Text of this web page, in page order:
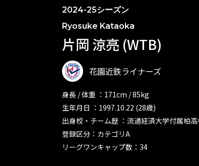
2024-25シーズン
Ryosuke Kataoka
片岡 涼亮 (WTB)
花園近鉄ライナーズ
身長 / 体重 ：171cm / 85kg
生年月日 ：1997.10.22 (28歳)
出身校・チーム歴 ：流通経済大学付属柏
登録区分：カテゴリA
リーグワンキャップ数：34